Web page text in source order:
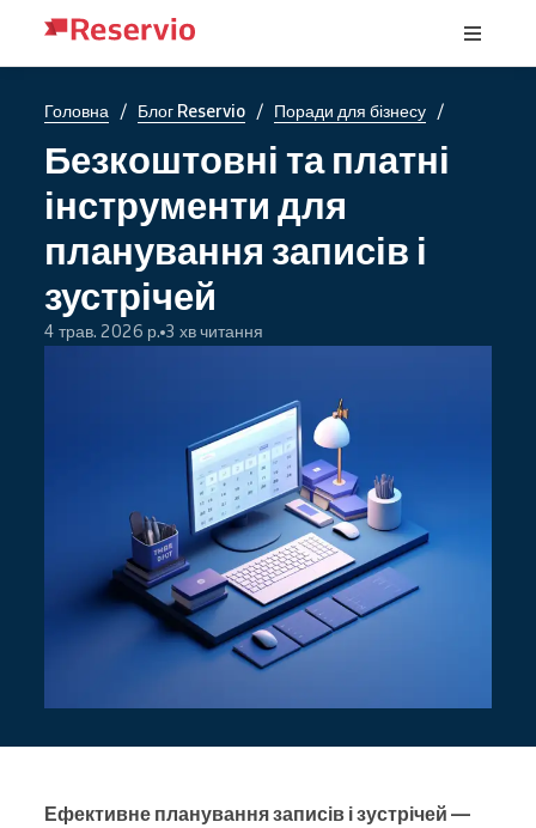
Головна / Блог Reservio / Поради для бізнесу /
Безкоштовні та платні
інструменти для
планування записів і
зустрічей
4 трав. 2026 р. 3 хв читання
Ефективне планування записів і зустрічей —